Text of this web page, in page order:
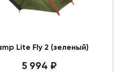
Lite Fly 2 (зеленый)
5 994 ₽